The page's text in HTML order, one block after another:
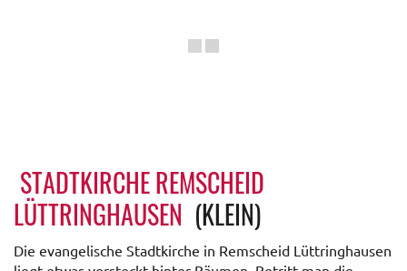
STADTKIRCHE REMSCHEID
LÜTTRINGHAUSEN (KLEIN)
Die evangelische Stadtkirche in Remscheid Lüttringhausen